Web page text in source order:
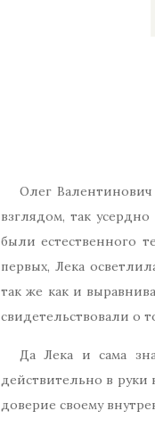
Олег
взглядом, так
были естественного
первых, Лека
так же как и
свидетельствовали о
Да Лека и сама
действительно в
доверие своему